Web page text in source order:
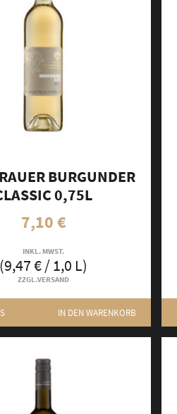
BURGUNDER
0,75L
7,10€
INKL. MWST.
(9,47€/ 1,0 L)
ZZGL.VERSAND
IN DEN WARENKORB